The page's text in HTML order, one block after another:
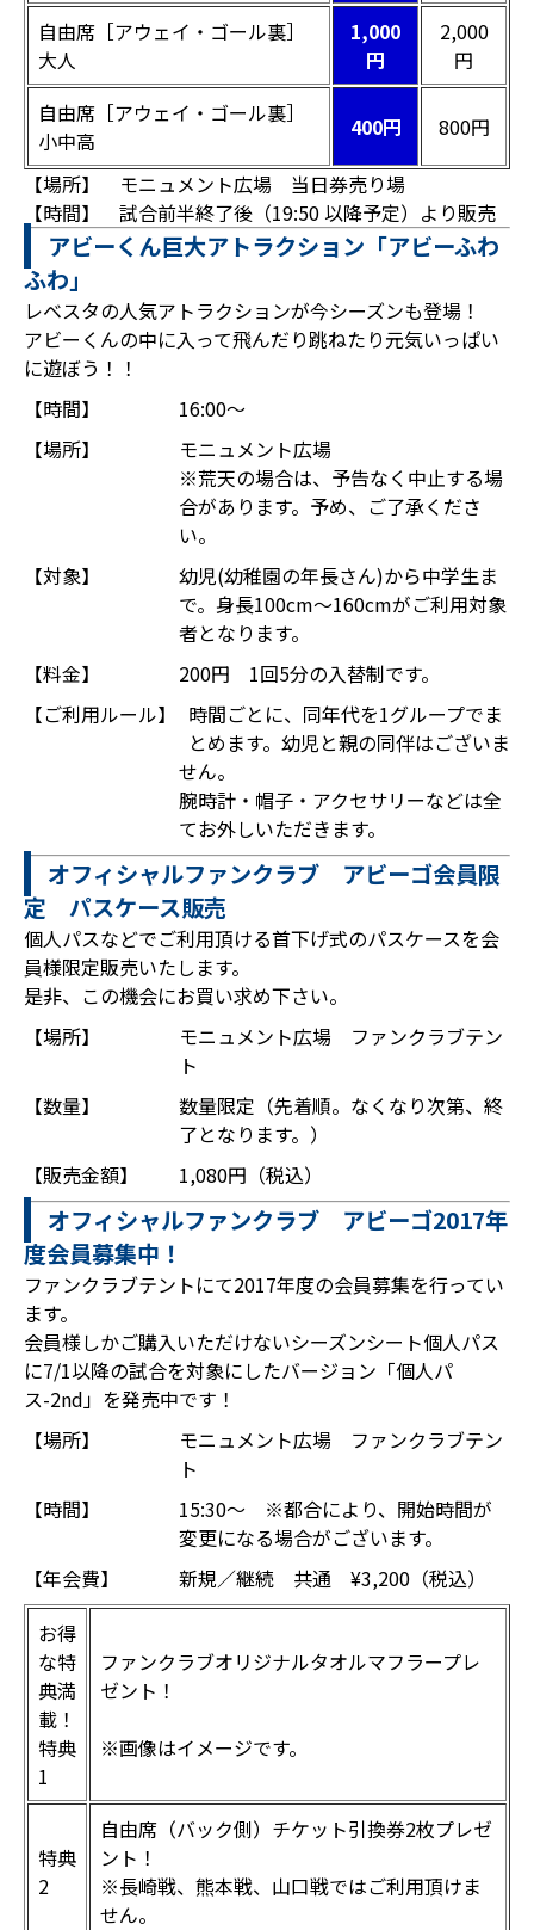
自由席［アウェイ・ゴール裏］
大人
1,000
円
2,000
円
自由席［アウェイ・ゴール裏］
小中高
400円
800円
【場所】 モニュメント広場 当日券売り場
【時間】 試合前半終了後（19:50 以降予定）より販売
アビーくん巨大アトラクション「アビーふわ
ふわ」
レベスタの人気アトラクションが今シーズンも登場！
アビーくんの中に入って飛んだり跳ねたり元気いっぱい
に遊ぼう！！
【時間】
16:00～
【場所】
モニュメント広場
※荒天の場合は、予告なく中止する場
合があります。予め、ご了承くださ
い。
【対象】
幼児(幼稚園の年長さん)から中学生ま
で。身長100cm～160cmがご利用対象
者となります。
【料金】
200円 1回5分の入替制です。
【ご利用ルール】
時間ごとに、同年代を1グループでま
とめます。幼児と親の同伴はございま
せん。
腕時計・帽子・アクセサリーなどは全
てお外しいただきます。
オフィシャルファンクラブ アビーゴ会員限
定 パスケース販売
個人パスなどでご利用頂ける首下げ式のパスケースを会
員様限定販売いたします。
是非、この機会にお買い求め下さい。
【場所】
モニュメント広場 ファンクラブテン
ト
【数量】
数量限定（先着順。なくなり次第、終
了となります。）
【販売金額】
1,080円（税込）
オフィシャルファンクラブ アビーゴ2017年
度会員募集中！
ファンクラブテントにて2017年度の会員募集を行ってい
ます。
会員様しかご購入いただけないシーズンシート個人パス
に7/1以降の試合を対象にしたバージョン「個人パ
ス-2nd」を発売中です！
【場所】
モニュメント広場 ファンクラブテン
ト
【時間】
15:30～ ※都合により、開始時間が
変更になる場合がございます。
【年会費】
新規／継続 共通 ¥3,200（税込）
お得
な特
典満
載！
特典
1
ファンクラブオリジナルタオルマフラープレ
ゼント！
※画像はイメージです。
特典
2
自由席（バック側）チケット引換券2枚プレゼ
ント！
※長崎戦、熊本戦、山口戦ではご利用頂けま
せん。